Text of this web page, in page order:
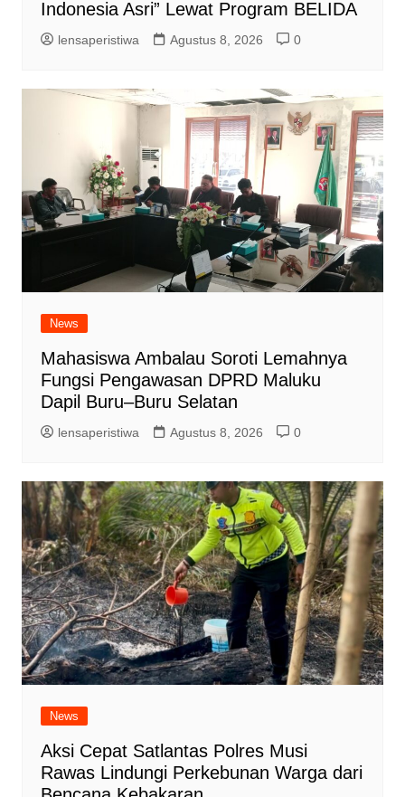
Indonesia Asri” Lewat Program BELIDA
lensaperistiwa Agustus 8, 2026 0
News
Mahasiswa Ambalau Soroti Lemahnya
Fungsi Pengawasan DPRD Maluku
Dapil Buru–Buru Selatan
lensaperistiwa Agustus 8, 2026 0
News
Aksi Cepat Satlantas Polres Musi
Rawas Lindungi Perkebunan Warga dari